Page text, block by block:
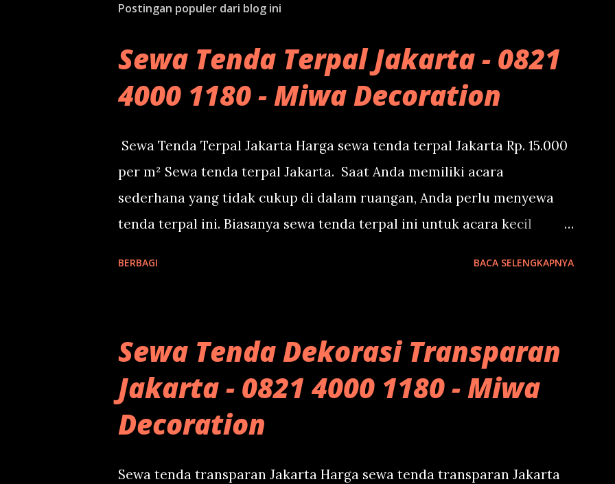
Postingan populer dari blog ini
Sewa Tenda Terpal Jakarta - 0821
4000 1180 - Miwa Decoration
Sewa Tenda Terpal Jakarta Harga sewa tenda terpal Jakarta Rp. 15.000
per m² Sewa tenda terpal Jakarta. Saat Anda memiliki acara
sederhana yang tidak cukup di dalam ruangan, Anda perlu menyewa
tenda terpal ini. Biasanya sewa tenda terpal ini untuk acara kecil
BERBAGI BACA SELENGKAPNYA
Sewa Tenda Dekorasi Transparan
Jakarta - 0821 4000 1180 - Miwa
Decoration
Sewa tenda transparan Jakarta Harga sewa tenda transparan Jakarta